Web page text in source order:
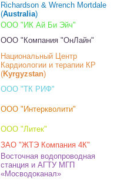
Richardson & Wrench Mortdale
(Australia)
ООО "ИК Ай Би Эйч"
ООО "Компания "ОнЛайн"
Национальный Центр
Кардиологии и терапии КР
(Kyrgyzstan)
ООО "ТК РИФ"
ООО "Интеркволити"
ООО "Литек"
ЗАО "ЖТЭ Компания 4К"
Восточная водопроводная
станция и АГТУ МГП
«Мосводоканал»